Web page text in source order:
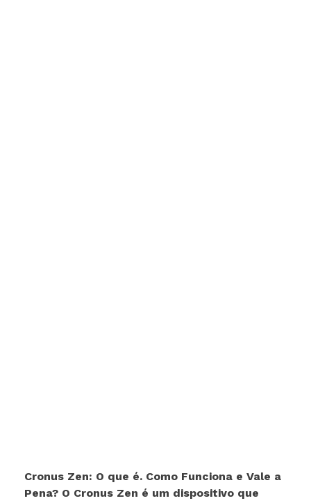
Cronus Zen: O que é. Como Funciona e Vale a
Pena? O Cronus Zen é um dispositivo que